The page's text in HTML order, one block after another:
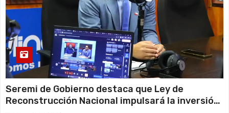
Seremi de Gobierno destaca que Ley de
Reconstrucción Nacional impulsará la inversión